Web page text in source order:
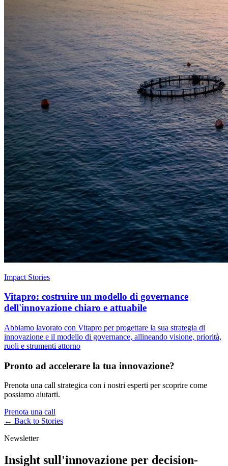
Impact Stories
Vitapro: costruire un modello di governance
dell'innovazione chiaro e attuabile
Abbiamo lavorato con Vitapro per progettare la sua strategia di
innovazione e il modello di governance, allineando visione, priorità,
ruoli e strumenti attorno
Pronto ad accelerare la tua innovazione?
Prenota una call strategica con i nostri esperti per scoprire come
possiamo aiutarti.
Prenota una call
← Back to Stories
Newsletter
Insight sull'innovazione per decision-